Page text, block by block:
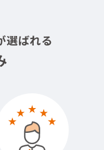
選ばれる